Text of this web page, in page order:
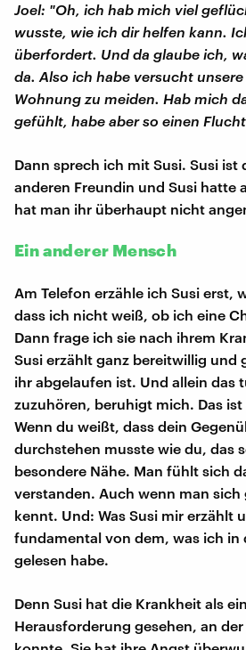
Joel: "Oh, ich hab mich viel
wusste, wie ich dir helfen kann.
überfordert. Und da glaube ich,
da. Also ich habe versucht
Wohnung zu meiden. Hab mich
gefühlt, habe aber so einen
Dann sprech ich mit Susi. Susi ist
anderen Freundin und Susi hatte
hat man ihr überhaupt nicht
Ein anderer Mensch
Am Telefon erzähle ich Susi erst,
dass ich nicht weiß, ob ich eine
Dann frage ich sie nach ihrem
Susi erzählt ganz bereitwillig und
ihr abgelaufen ist. Und allein das
zuzuhören, beruhigt mich. Das
Wenn du weißt, dass dein
durchstehen musste wie du, das
besondere Nähe. Man fühlt sich
verstanden. Auch wenn man
kennt. Und: Was Susi mir erzählt
fundamental von dem, was ich in
gelesen habe.
Denn Susi hat die Krankheit als
Herausforderung gesehen, an